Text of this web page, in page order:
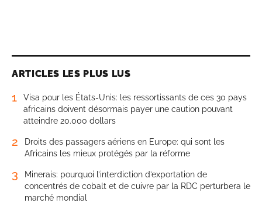
ARTICLES LES PLUS LUS
1
Visa pour les États-Unis: les ressortissants de ces 30 pays
africains doivent désormais payer une caution pouvant
atteindre 20.000 dollars
2
Droits des passagers aériens en Europe: qui sont les
Africains les mieux protégés par la réforme
3
Minerais: pourquoi l’interdiction d’exportation de
concentrés de cobalt et de cuivre par la RDC perturbera le
marché mondial